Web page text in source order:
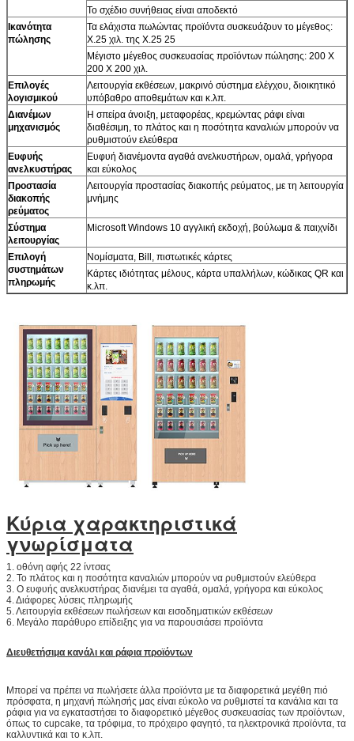
Το σχέδιο συνήθειας είναι αποδεκτό
Ικανότητα
πώλησης
Τα ελάχιστα πωλώντας προϊόντα συσκευάζουν το μέγεθος:
X.25 χιλ. της X.25 25
Μέγιστο μέγεθος συσκευασίας προϊόντων πώλησης: 200 X
200 X 200 χιλ.
Επιλογές
λογισμικού
Λειτουργία εκθέσεων, μακρινό σύστημα ελέγχου, διοικητικό
υπόβαθρο αποθεμάτων και κ.λπ.
Διανέμων
μηχανισμός
Η σπείρα άνοιξη, μεταφορέας, κρεμώντας ράφι είναι
διαθέσιμη, το πλάτος και η ποσότητα καναλιών μπορούν να
ρυθμιστούν ελεύθερα
Ευφυής
ανελκυστήρας
Ευφυή διανέμοντα αγαθά ανελκυστήρων, ομαλά, γρήγορα
και εύκολος
Προστασία
διακοπής
ρεύματος
Λειτουργία προστασίας διακοπής ρεύματος, με τη λειτουργία
μνήμης
Σύστημα
λειτουργίας
Microsoft Windows 10 αγγλική εκδοχή, βούλωμα & παιχνίδι
Επιλογή
συστημάτων
πληρωμής
Νομίσματα, Bill, πιστωτικές κάρτες
Κάρτες ιδιότητας μέλους, κάρτα υπαλλήλων, κώδικας QR και
κ.λπ.
Κύρια χαρακτηριστικά
γνωρίσματα
1. οθόνη αφής 22 ίντσας
2. Το πλάτος και η ποσότητα καναλιών μπορούν να ρυθμιστούν ελεύθερα
3. Ο ευφυής ανελκυστήρας διανέμει τα αγαθά, ομαλά, γρήγορα και εύκολος
4. Διάφορες λύσεις πληρωμής
5. Λειτουργία εκθέσεων πωλήσεων και εισοδηματικών εκθέσεων
6. Μεγάλο παράθυρο επίδειξης για να παρουσιάσει προϊόντα
Διευθετήσιμα κανάλι και ράφια προϊόντων
Μπορεί να πρέπει να πωλήσετε άλλα προϊόντα με τα διαφορετικά μεγέθη πιό
πρόσφατα, η μηχανή πώλησής μας είναι εύκολο να ρυθμιστεί τα κανάλια και τα
ράφια για να εγκαταστήσει το διαφορετικό μέγεθος συσκευασίας των προϊόντων,
όπως το cupcake, τα τρόφιμα, το πρόχειρο φαγητό, τα ηλεκτρονικά προϊόντα, τα
καλλυντικά και το κ.λπ.